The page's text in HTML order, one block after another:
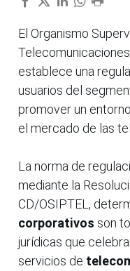
El Organismo
establece una
usuarios del
promover un
el mercado de las
La norma de
mediante la
CD/OSIPTEL,
corporativos son
jurídicas que
servicios de